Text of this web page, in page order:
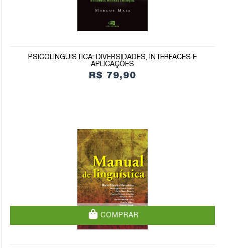
PSICOLINGUÍSTICA: DIVERSIDADES, INTERFACES E
APLICAÇÕES
R$ 79,90
COMPRAR